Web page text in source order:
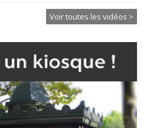
Voir toutes les vidéos >